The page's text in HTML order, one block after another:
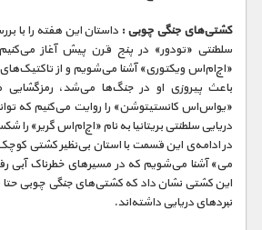
کشتی‌های جنگی چوبی : داستان این هفته را با
سلطنتی «تودور» در پنج قرن پیش آغاز
«اچ‌ام‌اس ویکتوری» آشنا می‌شویم و از
باعث پیروزی او در جنگ‌ها می‌شد، رمزگشایی
«یو‌اس‌اس کانستیتوشن» را روایت می‌کنیم که
دریایی سلطنتی بریتانیا به نام «اچ‌ام‌اس گریر» را
در ادامه‌ی این قسمت با استان بی‌نظیر کشتی کوچک
می» آشنا می‌شویم که در مسیرهای خطرناک آبی
این کشتی نشان داد که کشتی‌های جنگی چوبی
نبردهای دریایی داشته‌اند.